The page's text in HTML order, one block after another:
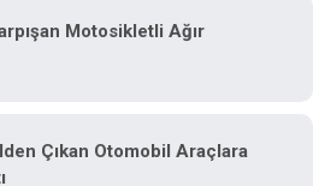
Motosikletli Ağır
Çıkan Otomobil Araçlara